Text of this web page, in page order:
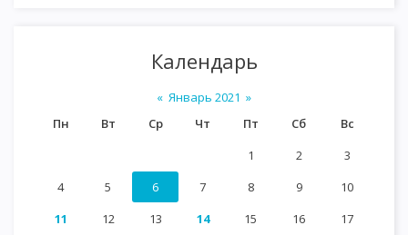
Календарь
« Январь 2021 »
Пн
Вт Ср Чт Пт Сб
Вс
1
2
3
4
5 6 7 8 9
10
11
12 13 14 15 16
17